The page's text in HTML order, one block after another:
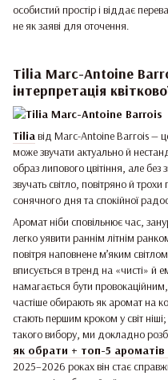
особистий простір і віддає
не як заяві для оточення.
Tilia Marc-Antoine
інтерпретація
Tiliaвід Marc-Antoine Barrois —
може звучати актуально й
образ липового цвітіння, але без
звучать світло, повітряно й
сонячного дня та спокійної
Аромат ніби сповільнює час,
легко уявити раннім літнім
повітря наповнене м’яким
вписується в тренд на «чисті» й
намагається бути
частіше обирають як аромат на
стають першим кроком у світ
такого вибору, ми докладно
як обрати + топ-5
2025–2026 роках він стає